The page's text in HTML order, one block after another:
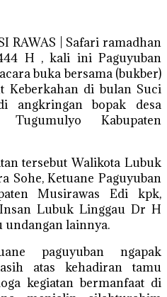
RAWAS | Safari ramadhan
H , kali ini Paguyuban
buka bersama (bukber)
Keberkahan di bulan Suci
angkringan bopak desa
Tugumulyo Kabupaten
tersebut Walikota Lubuk
Sohe, Ketuane Paguyuban
Musirawas Edi kpk,
Lubuk Linggau Dr H
undangan lainnya.
paguyuban ngapak
atas kehadiran tamu
kegiatan bermanfaat di